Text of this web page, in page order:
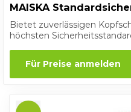
MAISKA
Bietet zuverlässigen
höchsten
Für Preise anmelden